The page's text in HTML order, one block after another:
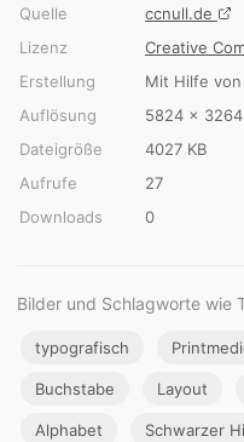
Quelle
ccnull.de
Lizenz
Creative
Erstellung
Mit Hilfe von
Auflösung
5824 ×
Dateigröße
4027 KB
Aufrufe
27
Downloads
0
Bilder und Schlagworte wie
typografisch
Buchstabe Layout
Alphabet Schwarzer